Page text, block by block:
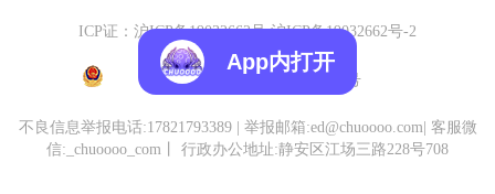
ICP证：沪ICP备19032662号 沪ICP备19032662号-2
沪公网安备 31010602007155号
不良信息举报电话:17821793389 举报邮箱:ed@chuoooo.com| 客服微
信:_chuoooo_com
行政办公地址:静安区江场三路228号708
App内打开